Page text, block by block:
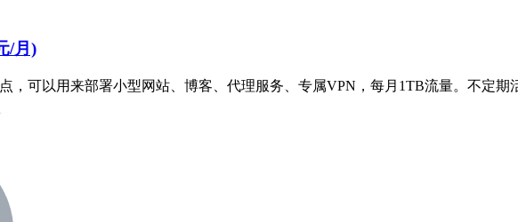
/月)
，可以用来部署小型网站、博客、代理服务、专属VPN，每月1TB流量。不定期